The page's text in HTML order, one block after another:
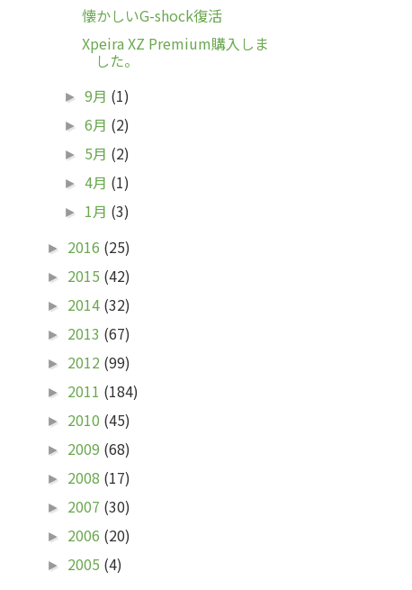
懐かしいG-shock復活
Xpeira XZ Premium購入しま
した。
►9月 (1)
►6月 (2)
► 5月 (2)
►4月 (1)
► 1月 (3)
► 2016 (25)
► 2015 (42)
► 2014 (32)
► 2013 (67)
► 2012 (99)
► 2011 (184)
► 2010 (45)
► 2009 (68)
► 2008 (17)
► 2007 (30)
► 2006 (20)
► 2005 (4)